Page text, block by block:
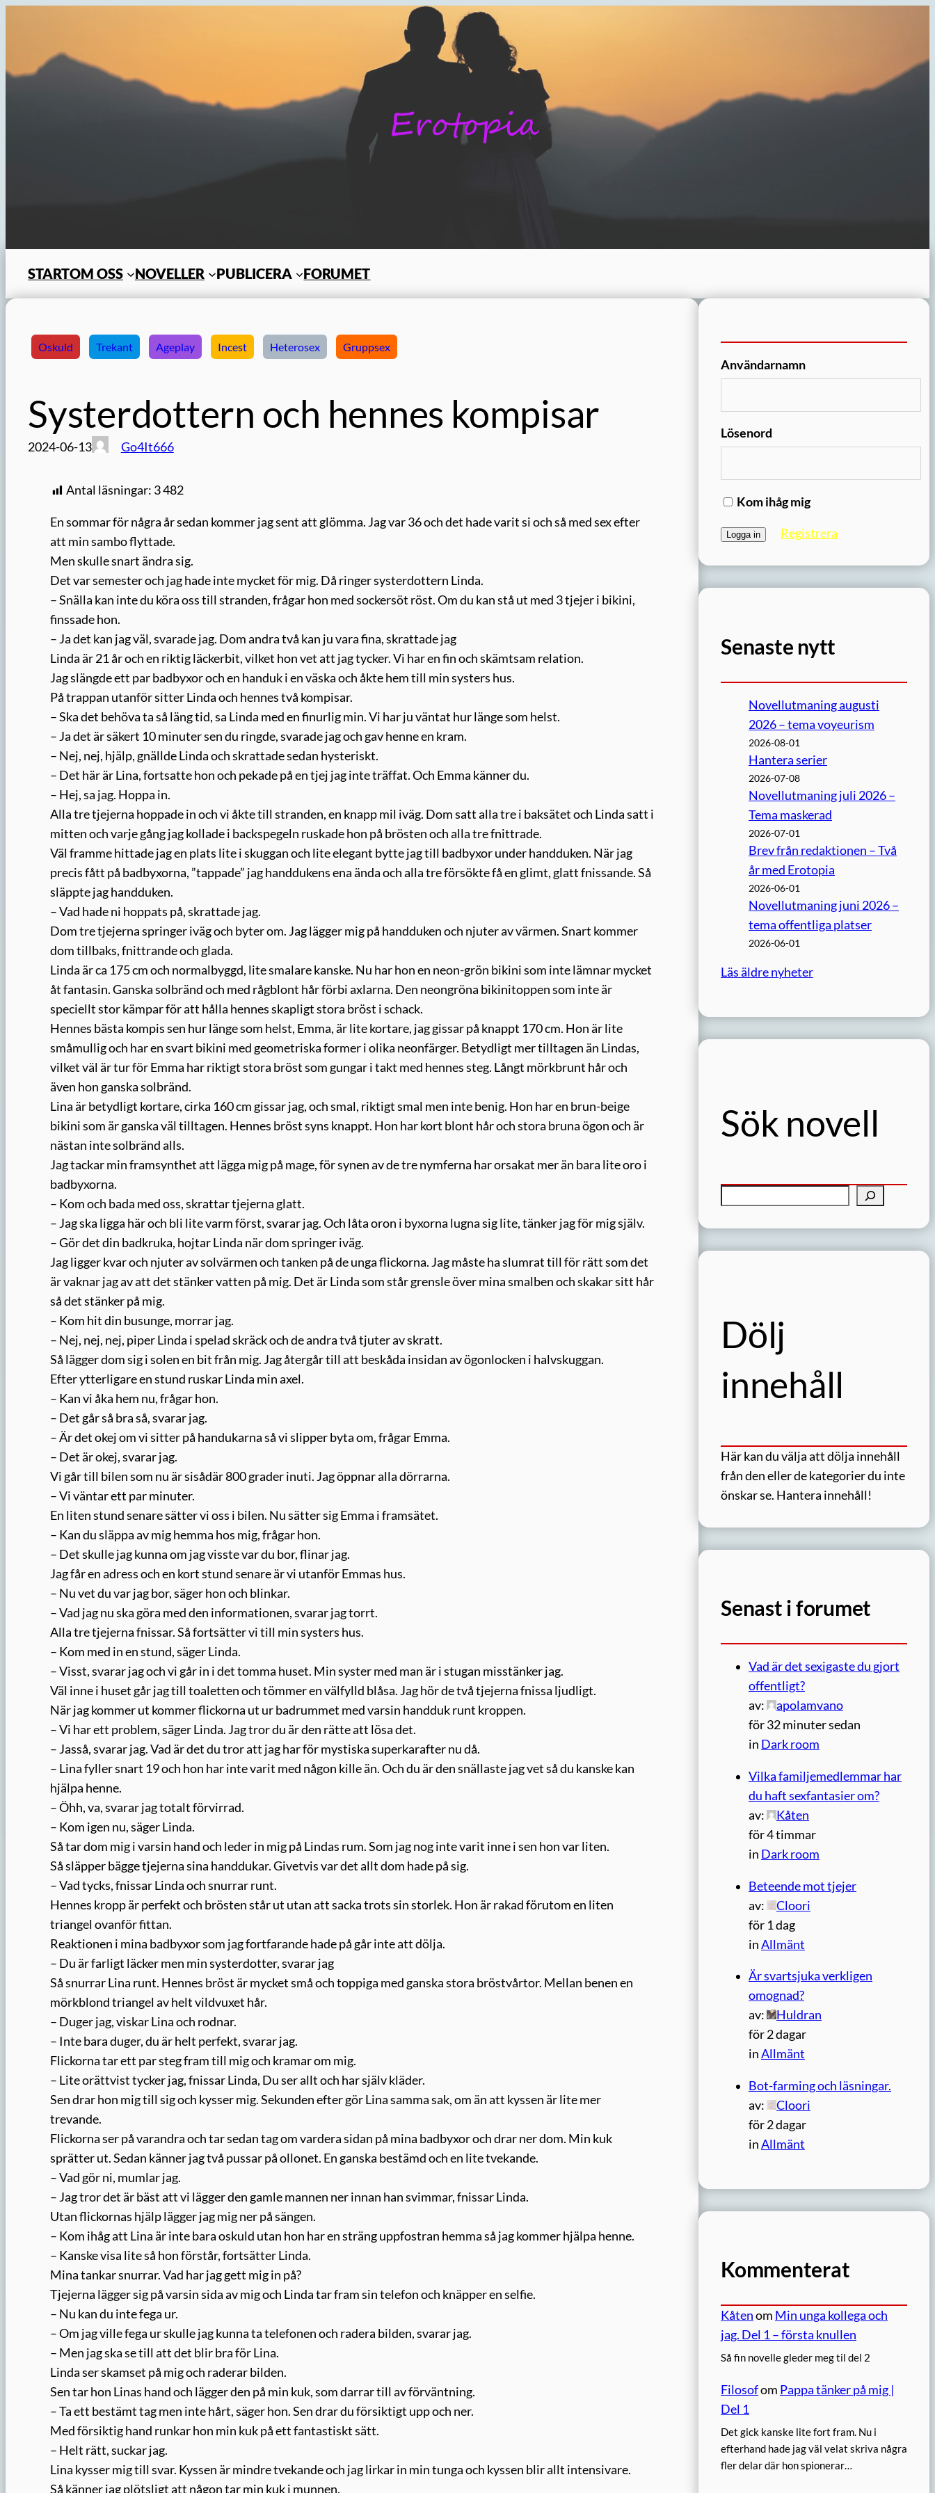
STARTOM OSS NOVELLER PUBLICERA FORUMET
Oskuld Trekant Ageplay Incest Heterosex Gruppsex
Systerdottern och hennes kompisar
2024-06-13 Go4It666
Antal läsningar: 3 482
En sommar för några år sedan kommer jag sent att glömma. Jag var 36 och det hade varit si och så med sex efter
att min sambo flyttade.
Men skulle snart ändra sig.
Det var semester och jag hade inte mycket för mig. Då ringer systerdottern Linda.
– Snälla kan inte du köra oss till stranden, frågar hon med sockersöt röst. Om du kan stå ut med 3 tjejer i bikini,
finssade hon.
– Ja det kan jag väl, svarade jag. Dom andra två kan ju vara fina, skrattade jag
Linda är 21 år och en riktig läckerbit, vilket hon vet att jag tycker. Vi har en fin och skämtsam relation.
Jag slängde ett par badbyxor och en handuk i en väska och åkte hem till min systers hus.
På trappan utanför sitter Linda och hennes två kompisar.
– Ska det behöva ta så läng tid, sa Linda med en finurlig min. Vi har ju väntat hur länge som helst.
– Ja det är säkert 10 minuter sen du ringde, svarade jag och gav henne en kram.
– Nej, nej, hjälp, gnällde Linda och skrattade sedan hysteriskt.
– Det här är Lina, fortsatte hon och pekade på en tjej jag inte träffat. Och Emma känner du.
– Hej, sa jag. Hoppa in.
Alla tre tjejerna hoppade in och vi åkte till stranden, en knapp mil iväg. Dom satt alla tre i baksätet och Linda satt i
mitten och varje gång jag kollade i backspegeln ruskade hon på brösten och alla tre fnittrade.
Väl framme hittade jag en plats lite i skuggan och lite elegant bytte jag till badbyxor under handduken. När jag
precis fått på badbyxorna, ”tappade” jag handdukens ena ända och alla tre försökte få en glimt, glatt fnissande. Så
släppte jag handduken.
– Vad hade ni hoppats på, skrattade jag.
Dom tre tjejerna springer iväg och byter om. Jag lägger mig på handduken och njuter av värmen. Snart kommer
dom tillbaks, fnittrande och glada.
Linda är ca 175 cm och normalbyggd, lite smalare kanske. Nu har hon en neon-grön bikini som inte lämnar mycket
åt fantasin. Ganska solbränd och med rågblont hår förbi axlarna. Den neongröna bikinitoppen som inte är
speciellt stor kämpar för att hålla hennes skapligt stora bröst i schack.
Hennes bästa kompis sen hur länge som helst, Emma, är lite kortare, jag gissar på knappt 170 cm. Hon är lite
småmullig och har en svart bikini med geometriska former i olika neonfärger. Betydligt mer tilltagen än Lindas,
vilket väl är tur för Emma har riktigt stora bröst som gungar i takt med hennes steg. Långt mörkbrunt hår och
även hon ganska solbränd.
Lina är betydligt kortare, cirka 160 cm gissar jag, och smal, riktigt smal men inte benig. Hon har en brun-beige
bikini som är ganska väl tilltagen. Hennes bröst syns knappt. Hon har kort blont hår och stora bruna ögon och är
nästan inte solbränd alls.
Jag tackar min framsynthet att lägga mig på mage, för synen av de tre nymferna har orsakat mer än bara lite oro i
badbyxorna.
– Kom och bada med oss, skrattar tjejerna glatt.
– Jag ska ligga här och bli lite varm först, svarar jag. Och låta oron i byxorna lugna sig lite, tänker jag för mig själv.
– Gör det din badkruka, hojtar Linda när dom springer iväg.
Jag ligger kvar och njuter av solvärmen och tanken på de unga flickorna. Jag måste ha slumrat till för rätt som det
är vaknar jag av att det stänker vatten på mig. Det är Linda som står grensle över mina smalben och skakar sitt hår
så det stänker på mig.
– Kom hit din busunge, morrar jag.
– Nej, nej, nej, piper Linda i spelad skräck och de andra två tjuter av skratt.
Så lägger dom sig i solen en bit från mig. Jag återgår till att beskåda insidan av ögonlocken i halvskuggan.
Efter ytterligare en stund ruskar Linda min axel.
– Kan vi åka hem nu, frågar hon.
– Det går så bra så, svarar jag.
– Är det okej om vi sitter på handukarna så vi slipper byta om, frågar Emma.
– Det är okej, svarar jag.
Vi går till bilen som nu är sisådär 800 grader inuti. Jag öppnar alla dörrarna.
– Vi väntar ett par minuter.
En liten stund senare sätter vi oss i bilen. Nu sätter sig Emma i framsätet.
– Kan du släppa av mig hemma hos mig, frågar hon.
– Det skulle jag kunna om jag visste var du bor, flinar jag.
Jag får en adress och en kort stund senare är vi utanför Emmas hus.
– Nu vet du var jag bor, säger hon och blinkar.
– Vad jag nu ska göra med den informationen, svarar jag torrt.
Alla tre tjejerna fnissar. Så fortsätter vi till min systers hus.
– Kom med in en stund, säger Linda.
– Visst, svarar jag och vi går in i det tomma huset. Min syster med man är i stugan misstänker jag.
Väl inne i huset går jag till toaletten och tömmer en välfylld blåsa. Jag hör de två tjejerna fnissa ljudligt.
När jag kommer ut kommer flickorna ut ur badrummet med varsin handduk runt kroppen.
– Vi har ett problem, säger Linda. Jag tror du är den rätte att lösa det.
– Jasså, svarar jag. Vad är det du tror att jag har för mystiska superkarafter nu då.
– Lina fyller snart 19 och hon har inte varit med någon kille än. Och du är den snällaste jag vet så du kanske kan
hjälpa henne.
– Öhh, va, svarar jag totalt förvirrad.
– Kom igen nu, säger Linda.
Så tar dom mig i varsin hand och leder in mig på Lindas rum. Som jag nog inte varit inne i sen hon var liten.
Så släpper bägge tjejerna sina handdukar. Givetvis var det allt dom hade på sig.
– Vad tycks, fnissar Linda och snurrar runt.
Hennes kropp är perfekt och brösten står ut utan att sacka trots sin storlek. Hon är rakad förutom en liten
triangel ovanför fittan.
Reaktionen i mina badbyxor som jag fortfarande hade på går inte att dölja.
– Du är farligt läcker men min systerdotter, svarar jag
Så snurrar Lina runt. Hennes bröst är mycket små och toppiga med ganska stora bröstvårtor. Mellan benen en
mörkblond triangel av helt vildvuxet hår.
– Duger jag, viskar Lina och rodnar.
– Inte bara duger, du är helt perfekt, svarar jag.
Flickorna tar ett par steg fram till mig och kramar om mig.
– Lite orättvist tycker jag, fnissar Linda, Du ser allt och har själv kläder.
Sen drar hon mig till sig och kysser mig. Sekunden efter gör Lina samma sak, om än att kyssen är lite mer
trevande.
Flickorna ser på varandra och tar sedan tag om vardera sidan på mina badbyxor och drar ner dom. Min kuk
sprätter ut. Sedan känner jag två pussar på ollonet. En ganska bestämd och en lite tvekande.
– Vad gör ni, mumlar jag.
– Jag tror det är bäst att vi lägger den gamle mannen ner innan han svimmar, fnissar Linda.
Utan flickornas hjälp lägger jag mig ner på sängen.
– Kom ihåg att Lina är inte bara oskuld utan hon har en sträng uppfostran hemma så jag kommer hjälpa henne.
– Kanske visa lite så hon förstår, fortsätter Linda.
Mina tankar snurrar. Vad har jag gett mig in på?
Tjejerna lägger sig på varsin sida av mig och Linda tar fram sin telefon och knäpper en selfie.
– Nu kan du inte fega ur.
– Om jag ville fega ur skulle jag kunna ta telefonen och radera bilden, svarar jag.
– Men jag ska se till att det blir bra för Lina.
Linda ser skamset på mig och raderar bilden.
Sen tar hon Linas hand och lägger den på min kuk, som darrar till av förväntning.
– Ta ett bestämt tag men inte hårt, säger hon. Sen drar du försiktigt upp och ner.
Med försiktig hand runkar hon min kuk på ett fantastiskt sätt.
– Helt rätt, suckar jag.
Lina kysser mig till svar. Kyssen är mindre tvekande och jag lirkar in min tunga och kyssen blir allt intensivare.
Så känner jag plötsligt att någon tar min kuk i munnen.
Användarnamn
Lösenord
Kom ihåg mig
Registrera
Senaste nytt
Novellutmaning augusti
2026 – tema voyeurism
2026-08-01
Hantera serier
2026-07-08
Novellutmaning juli 2026 –
Tema maskerad
2026-07-01
Brev från redaktionen – Två
år med Erotopia
2026-06-01
Novellutmaning juni 2026 –
tema offentliga platser
2026-06-01
Läs äldre nyheter
Sök novell
k
Dölj
innehåll
Här kan du välja att dölja innehåll
från den eller de kategorier du inte
önskar se. Hantera innehåll!
Senast i forumet
Vad är det sexigaste du gjort
offentligt?
av:
apolamvano
för 32 minuter sedan
in Dark room
Vilka familjemedlemmar har
du haft sexfantasier om?
av:
Kåten
för 4 timmar
in Dark room
Beteende mot tjejer
av:
Cloori
för 1 dag
inAllmänt
Är svartsjuka verkligen
omognad?
av:
Huldran
för 2 dagar
inAllmänt
Bot-farming och läsningar.
av:
Cloori
för 2 dagar
inAllmänt
Kommenterat
Kåtenom Min unga kollega och
jag. Del 1 – första knullen
Så fin novelle gleder meg til del 2
Filosofom Pappa tänker på mig |
Del 1
Det gick kanske lite fort fram. Nu i
efterhand hade jag väl velat skriva några
fler delar där hon spionerar…